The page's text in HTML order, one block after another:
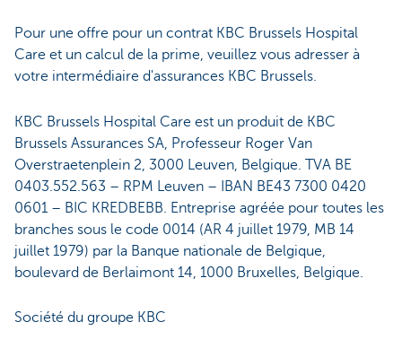
Pour une offre pour un contrat KBC Brussels Hospital
Care et un calcul de la prime, veuillez vous adresser à
votre intermédiaire d'assurances KBC Brussels.
KBC Brussels Hospital Care est un produit de KBC
Brussels Assurances SA, Professeur Roger Van
Overstraetenplein 2, 3000 Leuven, Belgique. TVA BE
0403.552.563 – RPM Leuven – IBAN BE43 7300 0420
0601 – BIC KREDBEBB. Entreprise agréée pour toutes les
branches sous le code 0014 (AR 4 juillet 1979, MB 14
juillet 1979) par la Banque nationale de Belgique,
boulevard de Berlaimont 14, 1000 Bruxelles, Belgique.
Société du groupe KBC